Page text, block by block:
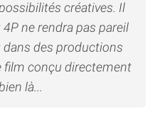
créatives. Il
ne rendra pas pareil
des productions
film conçu directement
là...